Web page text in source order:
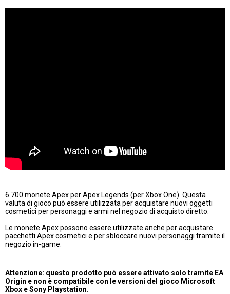
6.700 monete Apex per Apex Legends (per Xbox One). Questa
valuta di gioco può essere utilizzata per acquistare nuovi oggetti
cosmetici per personaggi e armi nel negozio di acquisto diretto.
Le monete Apex possono essere utilizzate anche per acquistare
pacchetti Apex cosmetici e per sbloccare nuovi personaggi tramite il
negozio in-game.
Attenzione: questo prodotto può essere attivato solo tramite EA
Origin e non è compatibile con le versioni del gioco Microsoft
Xbox e Sony Playstation.